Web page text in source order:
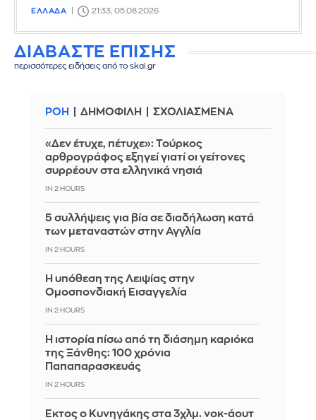
ΕΛΛΑΔΑ 21:33, 05.08.2026
ΔΙΑΒΑΣΤΕ ΕΠΙΣΗΣ
περισσότερες ειδήσεις από το skai.gr
ΡΟΗ ΔΗΜΟΦΙΛΗ ΣΧΟΛΙΑΣΜΕΝΑ
«Δεν έτυχε, πέτυχε»: Τούρκος
αρθρογράφος εξηγεί γιατί οι γείτονες
συρρέουν στα ελληνικά νησιά
IN 2 HOURS
5 συλλήψεις για βία σε διαδήλωση κατά
των μεταναστών στην Αγγλία
IN 2 HOURS
Η υπόθεση της Λειψίας στην
Ομοσπονδιακή Εισαγγελία
IN 2 HOURS
Η ιστορία πίσω από τη διάσημη καριόκα
της Ξάνθης: 100 χρόνια
Παπαπαρασκευάς
IN 2 HOURS
Έκτος ο Κυνηγάκης στα 3χλμ. νοκ-άουτ